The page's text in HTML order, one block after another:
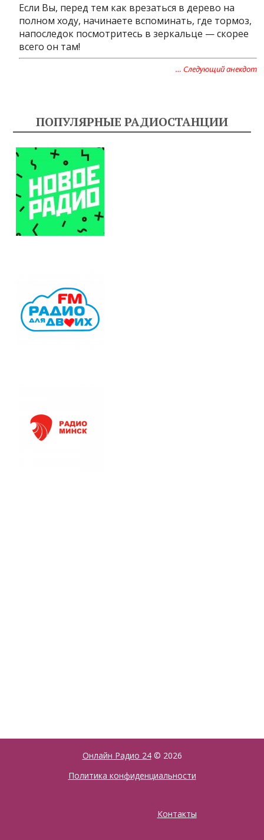
Если Вы, перед тем как врезаться в дерево на
полном ходу, начинаете вспоминать, где тормоз,
напоследок посмотритесь в зеркальце — скорее
всего он там!
… Следующий анекдот
ПОПУЛЯРНЫЕ РАДИОСТАНЦИИ
Онлайн Радио 24© 2026
Политика конфиденциальности
Контакты